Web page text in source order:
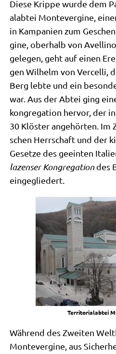
Die­se Krip­pe wur­de dem
al­ab­tei Mon­te­ver­gi­ne,
in Kam­pa­ni­en zum
gi­ne, ober­halb von
gele­gen, geht auf einen
gen Wil­helm von Ver­cel­li,
Berg leb­te und ein
war. Aus der Abtei ging
kon­gre­ga­ti­on her­vor, der
30 Klö­ster ange­hör­ten. Im
schen Herr­schaft und der
Geset­ze des geein­ten
la­zenser Kon­gre­ga­ti­on des
eingegliedert.
Ter­ri­to­ri­al­ab­tei
Wäh­rend des Zwei­ten
Mon­te­ver­gi­ne, aus